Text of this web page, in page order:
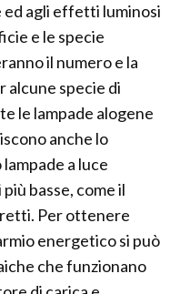
ed agli effetti luminosi
e le specie
il numero e la
alcune specie di
le lampade alogene
anche lo
a luce
basse, come il
Per ottenere
energetico si può
che funzionano